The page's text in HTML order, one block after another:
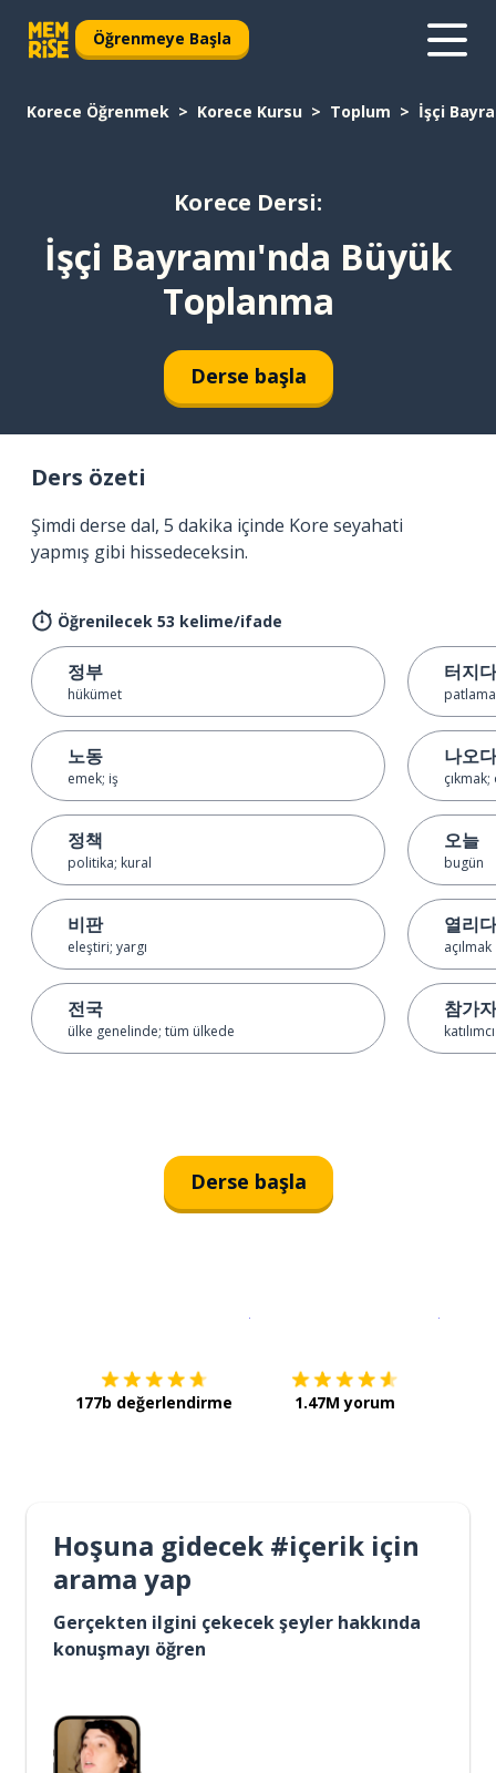
Öğrenmeye Başla
Korece Öğrenmek Korece Kursu Toplum İşçi
Korece Dersi:
İşçi Bayramı'nda Büyük
Toplanma
Derse başla
Ders özeti
Şimdi derse dal, 5 dakika içinde Kore seyahati
yapmış gibi hissedeceksin.
Öğrenilecek 53 kelime/ifade
정부
hükümet
노동
emek; iş
정책
politika; kural
비판
eleştiri; yargı
전국
ülke genelinde; tüm ülkede
터지다
나오다
오늘
bugün
열리다
açılmak
참가자
katılımcı
Derse başla
177b değerlendirme 1.47M yorum
Hoşuna gidecek #içerik için
arama yap
Gerçekten ilgini çekecek şeyler hakkında
konuşmayı öğren